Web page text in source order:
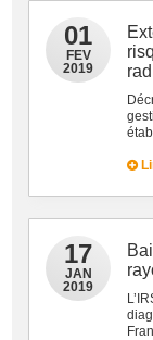
01
FEV
2019
17
JAN
2019